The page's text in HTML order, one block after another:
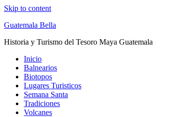
Skip to content
Guatemala Bella
Historia y Turismo del Tesoro Maya Guatemala
Inicio
Balnearios
Biotopos
Lugares Turisticos
Semana Santa
Tradiciones
Volcanes